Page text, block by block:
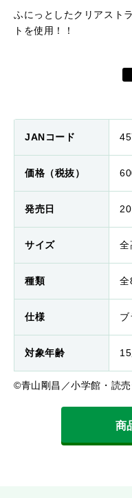
ふにっとしたクリアスト
トを使用！！
JANコード
価格（税抜）
発売日
サイズ 全
種類 全
仕様 ブ
対象年齢
©青山剛昌／小学館・読
商